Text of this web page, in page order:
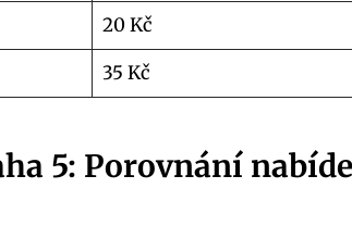
20 Kč
35 Kč
5: Porovnání